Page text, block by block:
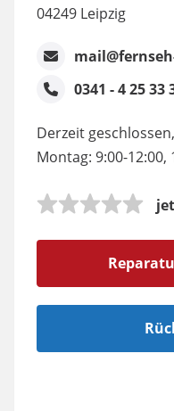
04249 Leipzig
0341 - 4 25 33
Derzeit
Montag: 9:00-12:00,